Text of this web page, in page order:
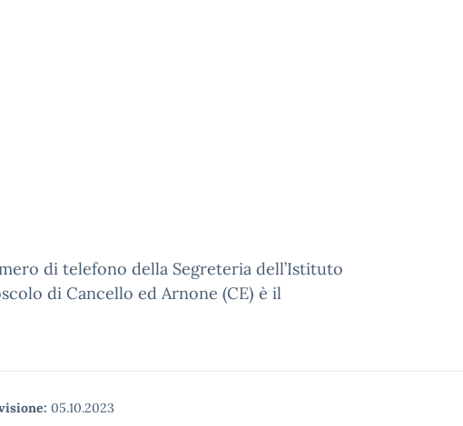
di telefono della Segreteria dell’Istituto
di Cancello ed Arnone (CE) è il
05.10.2023